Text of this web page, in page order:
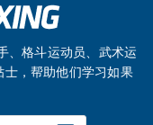
、格斗运动员、武术运
，帮助他们学习如果